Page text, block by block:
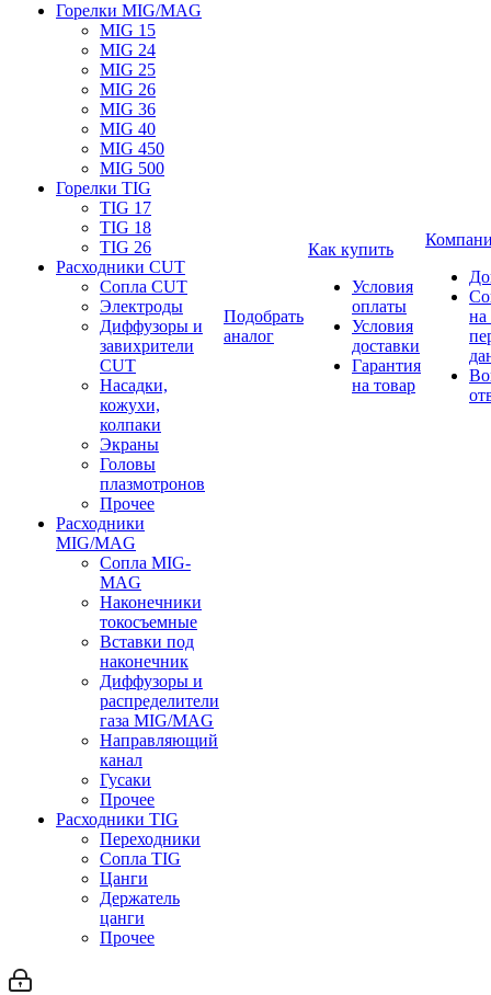
Горелки MIG/MAG
MIG 15
MIG 24
MIG 25
MIG 26
MIG 36
MIG 40
MIG 450
MIG 500
Горелки TIG
TIG 17
TIG 18
TIG 26
Расходники CUT
Сопла CUT
Электроды
Диффузоры и
завихрители
CUT
Насадки,
кожухи,
колпаки
Экраны
Головы
плазмотронов
Прочее
Расходники
MIG/MAG
Сопла MIG-
MAG
Наконечники
токосъемные
Вставки под
наконечник
Диффузоры и
распределители
газа MIG/MAG
Направляющий
канал
Гусаки
Прочее
Расходники TIG
Переходники
Сопла TIG
Цанги
Держатель
цанги
Прочее
Подобрать
аналог
Как купить
Условия
оплаты
Условия
доставки
Гарантия
на товар
на